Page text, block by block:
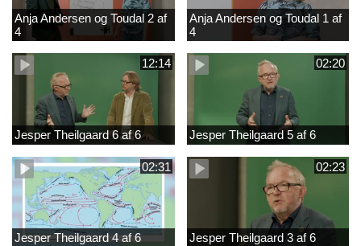
Anja Andersen og Toudal 2 af
4
Anja Andersen og Toudal 1 af
4
12:14
Jesper Theilgaard 6 af 6
02:20
Jesper Theilgaard 5 af 6
02:31
Jesper Theilgaard 4 af 6
02:23
Jesper Theilgaard 3 af 6